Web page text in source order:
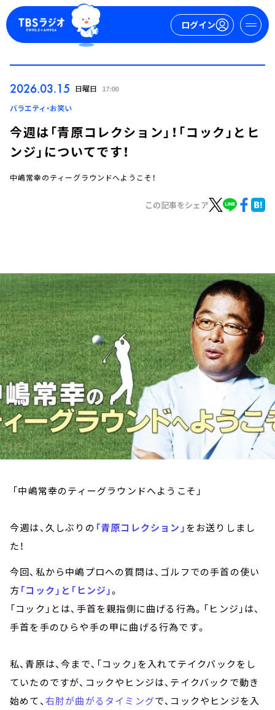
ログイン
ログイン
お知らせ
イベント・グッズ
YouTube
会社情報
2026.03.15 日曜日 17:00
バラエティ・お笑い
今週は「青原コレクション」！「コック」とヒ
ンジ」についてです！
中嶋常幸のティーグラウンドへようこそ！
この記事をシェア
「中嶋常幸のティーグラウンドへようこそ」
今週は、久しぶりの 「青原コレクション」をお送りしまし
た！
今回、私から中嶋プロへの質問は、ゴルフでの手首の使い
方「コック」と「ヒンジ」。
「コック」とは、手首を親指側に曲げる行為。「ヒンジ」は、
手首を手のひらや手の甲に曲げる行為です。
私、青原は、今まで、「コック」を入れてテイクバックをし
ていたのですが、コックやヒンジは、テイクバックで動き
始めて、右肘が曲がるタイミングで、コックやヒンジを入